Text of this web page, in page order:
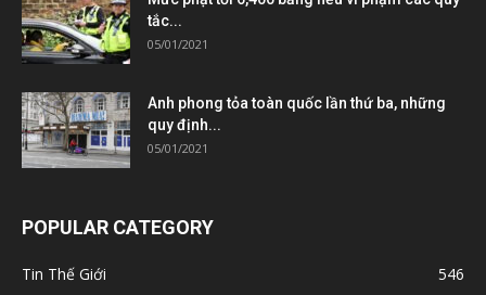
tắc...
05/01/2021
Anh phong tỏa toàn quốc lần thứ ba, những
quy định...
05/01/2021
POPULAR CATEGORY
Tin Thế Giới
546